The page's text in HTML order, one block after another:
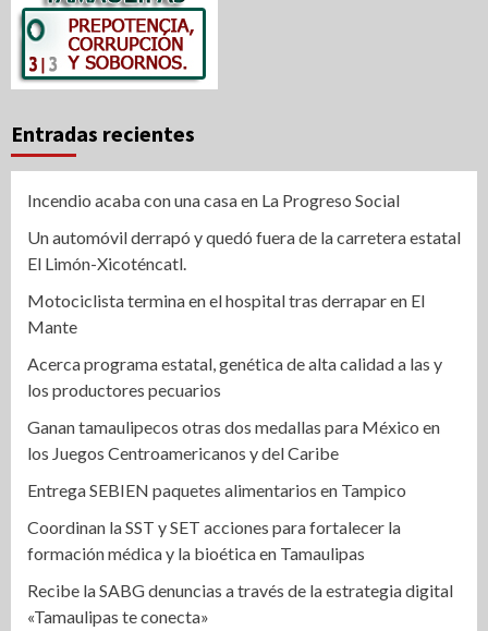
Entradas recientes
Incendio acaba con una casa en La Progreso Social
Un automóvil derrapó y quedó fuera de la carretera estatal
El Limón-Xicoténcatl.
Motociclista termina en el hospital tras derrapar en El
Mante
Acerca programa estatal, genética de alta calidad a las y
los productores pecuarios
Ganan tamaulipecos otras dos medallas para México en
los Juegos Centroamericanos y del Caribe
Entrega SEBIEN paquetes alimentarios en Tampico
Coordinan la SST y SET acciones para fortalecer la
formación médica y la bioética en Tamaulipas
Recibe la SABG denuncias a través de la estrategia digital
«Tamaulipas te conecta»